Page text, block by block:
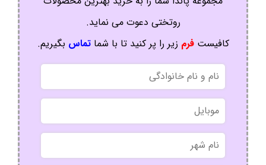
روتختی دعوت می نماید.
کافیستفرم زیر را پر کنید تا با شماتماس بگیریم.
نام
و
نام
خانوادگی
موبایل
نام
شهر